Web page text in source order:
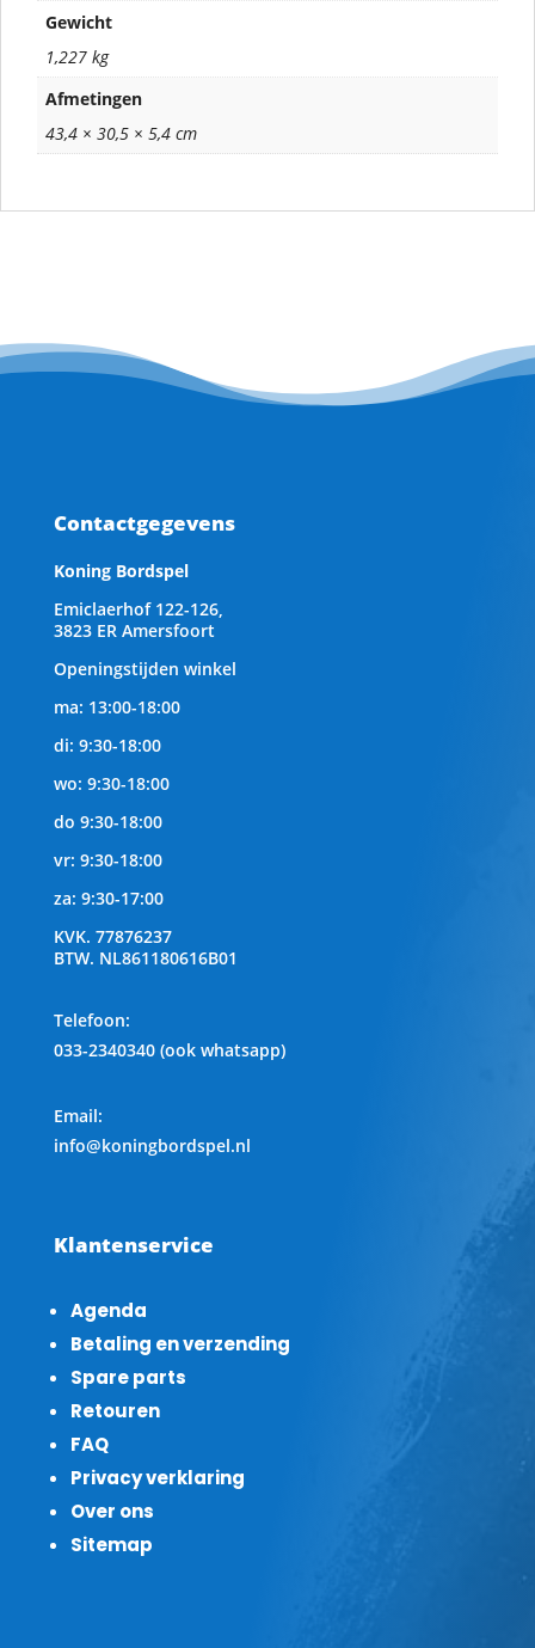
Gewicht
1,227 kg
Afmetingen
43,4 × 30,5 × 5,4 cm
Contactgegevens
Koning Bordspel
Emiclaerhof 122-126,
3823 ER Amersfoort
Openingstijden winkel
ma: 13:00-18:00
di: 9:30-18:00
wo: 9:30-18:00
do 9:30-18:00
vr: 9:30-18:00
za: 9:30-17:00
KVK. 77876237
BTW. NL861180616B01
Telefoon:
033-2340340 (ook whatsapp)
Email:
info@koningbordspel.nl
Klantenservice
Agenda
Betaling en verzending
Spare parts
Retouren
FAQ
Privacy verklaring
Over ons
Sitemap